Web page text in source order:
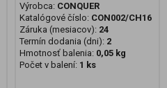
Výrobca: CONQUER
Katalógové číslo: CON002/CH16
Záruka (mesiacov): 24
Termín dodania (dni): 2
Hmotnosť balenia: 0,05 kg
Počet v balení: 1 ks